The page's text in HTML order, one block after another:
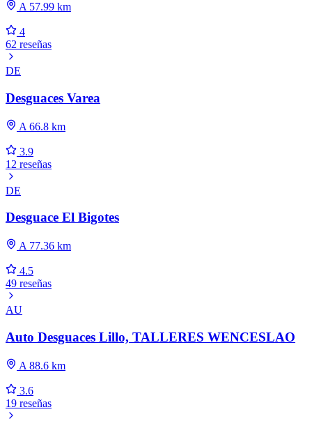
A 57.99 km
4
62 reseñas
DE
Desguaces Varea
A 66.8 km
3.9
12 reseñas
DE
Desguace El Bigotes
A 77.36 km
4.5
49 reseñas
AU
Auto Desguaces Lillo, TALLERES WENCESLAO
A 88.6 km
3.6
19 reseñas